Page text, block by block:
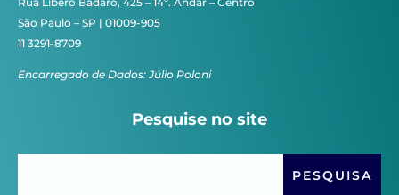
São Paulo – SP | 01009-905
11 3291-8709
Encarregado de Dados: Júlio Poloni
Pesquise no site